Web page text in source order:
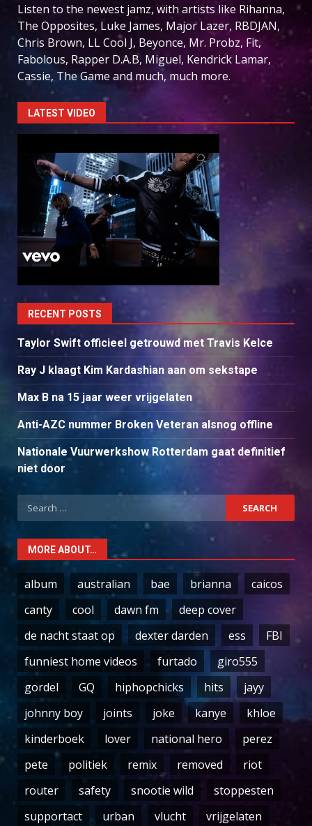
Listen to the newest jamz, with artists like Rihanna,
The Opposites, Luke James, Major Lazer, RBDJAN,
Chris Brown, LL Cool J, Beyonce, Mr. Probz, Fit,
Fabolous, Rapper D.A.B, Miguel, Kendrick Lamar,
Cassie, The Game and much, much more.
LATEST VIDEO
RECENT POSTS
Taylor Swift officieel getrouwd met Travis Kelce
Ray J klaagt Kim Kardashian aan om sekstape
Max B na 15 jaar weer vrijgelaten
Anti-AZC nummer Broken Veteran alsnog offline
Nationale Vuurwerkshow Rotterdam gaat definitief
niet door
Search
for:
MORE ABOUT…
album australian bae brianna
caicos
canty
cool dawn fm
deep cover
de nacht staat op
dexter darden ess
FBI
funniest home videos
furtado
giro555
gordel
GQ hiphopchicks hits
jayy
johnny boy
joints joke kanye
khloe
kinderboek
lover national hero
perez
pete
politiek remix removed
riot
router
safety snootie wild
stoppesten
supportact
urban vlucht vrijgelaten